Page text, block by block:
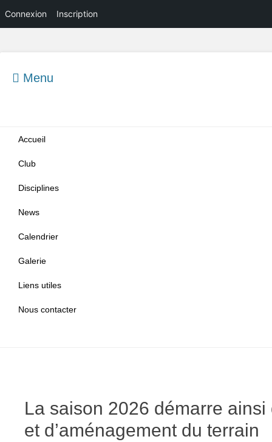
Connexion Inscription
Menu
Menu principal
contenu
Accueil
Club
Disciplines
News
Calendrier
Galerie
Liens utiles
Nous contacter
La saison 2026 démarre
et d’aménagement du terrain